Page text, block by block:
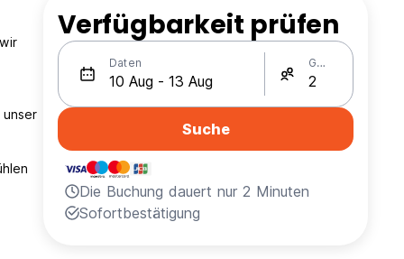
Verfügbarkeit prüfen
Daten Gäste
Suche
Die Buchung dauert nur 2 Minuten
Sofortbestätigung